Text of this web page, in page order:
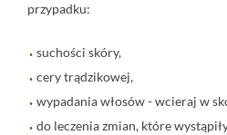
przypadku:
suchości skóry,
cery trądzikowej,
wypadania włosów - wcieraj w
do leczenia zmian, które